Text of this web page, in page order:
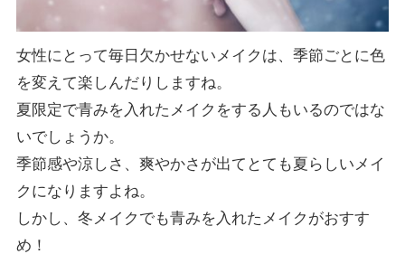
女性にとって毎日欠かせないメイクは、季節ごとに色
を変えて楽しんだりしますね。
夏限定で青みを入れたメイクをする人もいるのではな
いでしょうか。
季節感や涼しさ、爽やかさが出てとても夏らしいメイ
クになりますよね。
しかし、冬メイクでも青みを入れたメイクがおすす
め！